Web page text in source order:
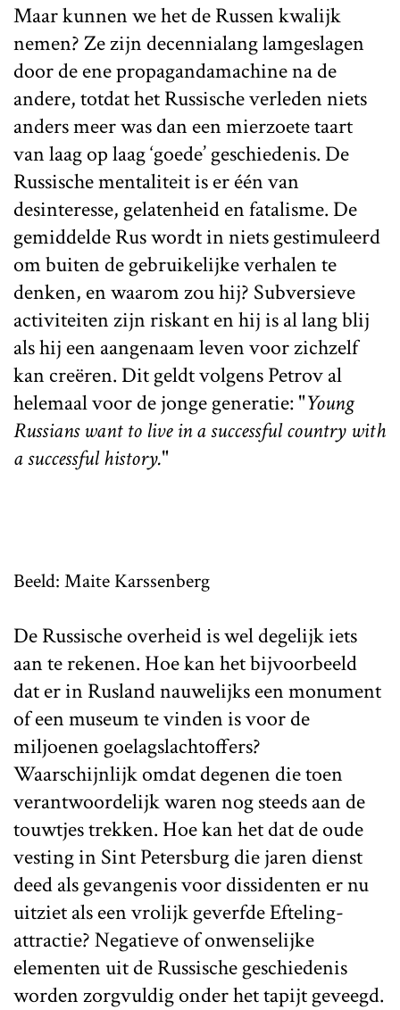
Maar kunnen we het de Russen kwalijk
nemen? Ze zijn decennialang lamgeslagen
door de ene propagandamachine na de
andere, totdat het Russische verleden niets
anders meer was dan een mierzoete taart
van laag op laag ‘goede’ geschiedenis. De
Russische mentaliteit is er één van
desinteresse, gelatenheid en fatalisme. De
gemiddelde Rus wordt in niets gestimuleerd
om buiten de gebruikelijke verhalen te
denken, en waarom zou hij? Subversieve
activiteiten zijn riskant en hij is al lang blij
als hij een aangenaam leven voor zichzelf
kan creëren. Dit geldt volgens Petrov al
helemaal voor de jonge generatie: "Young
Russians want to live in a successful country with
a successful history."
Beeld: Maite Karssenberg
De Russische overheid is wel degelijk iets
aan te rekenen. Hoe kan het bijvoorbeeld
dat er in Rusland nauwelijks een monument
of een museum te vinden is voor de
miljoenen goelagslachtoffers?
Waarschijnlijk omdat degenen die toen
verantwoordelijk waren nog steeds aan de
touwtjes trekken. Hoe kan het dat de oude
vesting in Sint Petersburg die jaren dienst
deed als gevangenis voor dissidenten er nu
uitziet als een vrolijk geverfde Efteling-
attractie? Negatieve of onwenselijke
elementen uit de Russische geschiedenis
worden zorgvuldig onder het tapijt geveegd.